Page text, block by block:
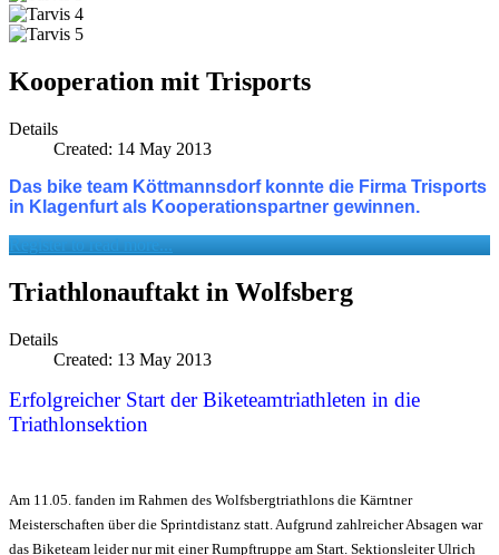
Kooperation mit Trisports
Details
Created: 14 May 2013
Das bike team Köttmannsdorf konnte die Firma Trisports
in Klagenfurt als Kooperationspartner gewinnen.
Register to read more...
Triathlonauftakt in Wolfsberg
Details
Created: 13 May 2013
Erfolgreicher Start der Biketeamtriathleten in die
Triathlonsektion
Am 11.05. fanden im Rahmen des Wolfsbergtriathlons die Kärntner
Meisterschaften über die Sprintdistanz statt. Aufgrund zahlreicher Absagen war
das Biketeam leider nur mit einer Rumpftruppe am Start. Sektionsleiter Ulrich